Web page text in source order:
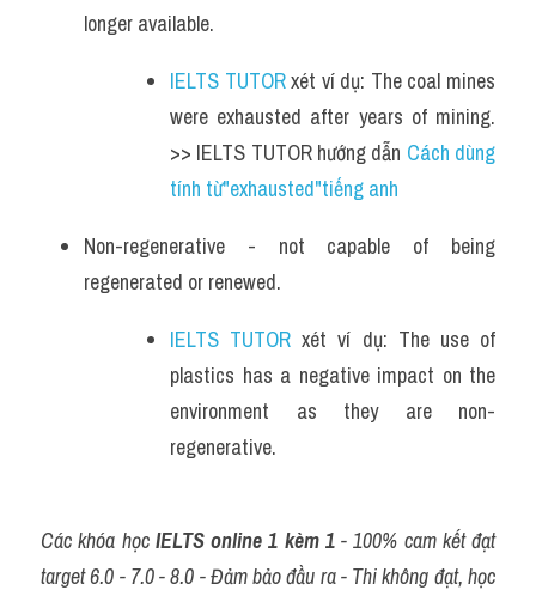
longer available.
IELTS TUTOR xét ví dụ: The coal mines
were exhausted after years of mining.
>> IELTS TUTOR hướng dẫn Cách dùng
tính từ"exhausted"tiếng anh
Non-regenerative - not capable of being
regenerated or renewed.
IELTS TUTOR xét ví dụ: The use of
plastics has a negative impact on the
environment as they are non-
regenerative.
Các khóa học IELTS online 1 kèm 1 - 100% cam kết đạt
target 6.0 - 7.0 - 8.0 - Đảm bảo đầu ra - Thi không đạt, học